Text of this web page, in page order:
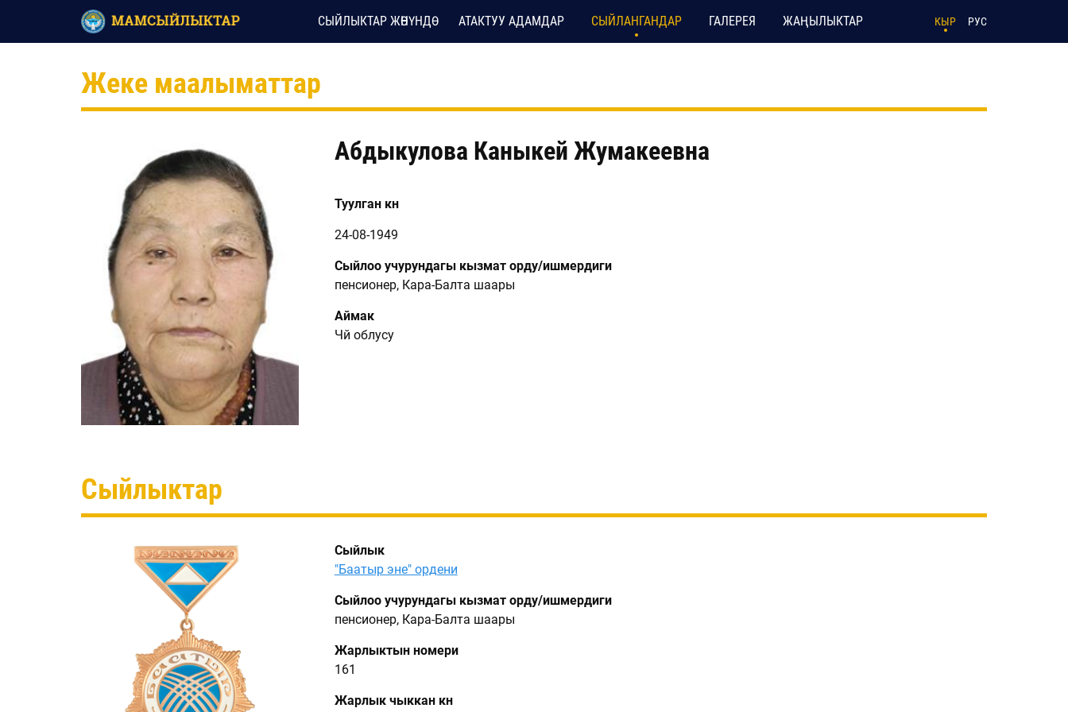
СЫЙЛЫКТАР ЖӨНҮНДӨ АТАКТУУ АДАМДАР СЫЙЛАНГАНДАР ГАЛЕРЕЯ ЖАҢЫЛЫКТАР КЫР РУС
Жеке маалыматтар
Абдыкулова Каныкей Жумакеевна
Туулган күнү
24-08-1949
Сыйлоо учурундагы кызмат орду/ишмердиги
пенсионер, Кара-Балта шаары
Аймак
Чүй облусу
Сыйлыктар
Сыйлык
"Баатыр эне" ордени
Сыйлоо учурундагы кызмат орду/ишмердиги
пенсионер, Кара-Балта шаары
Жарлыктын номери
161
Жарлык чыккан күнү